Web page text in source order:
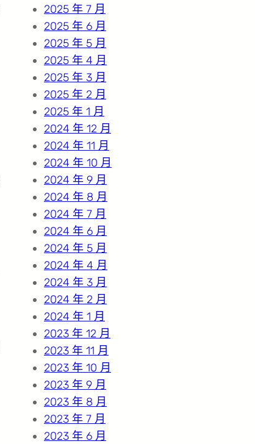
2025 年 7 月
2025 年 6 月
2025 年 5 月
2025 年 4 月
2025 年 3 月
2025 年 2 月
2025 年 1 月
2024 年 12 月
2024 年 11 月
2024 年 10 月
2024 年 9 月
2024 年 8 月
2024 年 7 月
2024 年 6 月
2024 年 5 月
2024 年 4 月
2024 年 3 月
2024 年 2 月
2024 年 1 月
2023 年 12 月
2023 年 11 月
2023 年 10 月
2023 年 9 月
2023 年 8 月
2023 年 7 月
2023 年 6 月